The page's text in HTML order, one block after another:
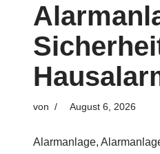
von August 6, 2026
Alarmanlage,